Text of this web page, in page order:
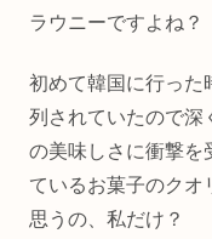
ラウニーですよね？
初めて韓国に行った
列されていたので深
の美味しさに衝撃を
ているお菓子のク
思うの、私だけ？